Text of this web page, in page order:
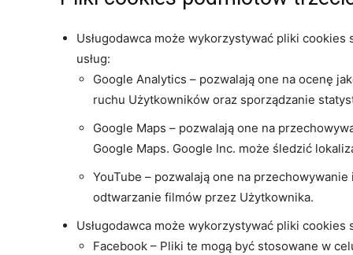
Usługodawca może wykorzystywać pliki
usług:
Google Analytics – pozwalają one na ocenę
ruchu Użytkowników oraz sporządzanie
Google Maps – pozwalają one na
Google Maps. Google Inc. może śledzić
YouTube – pozwalają one na
odtwarzanie filmów przez Użytkownika.
Usługodawca może wykorzystywać pliki cookies
Facebook – Pliki te mogą być stosowane w